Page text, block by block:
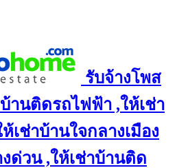
รับจ้างโพส
านติดรถไฟฟ้า ,ให้เช่า
เช่าบ้านใจกลางเมือง
ด่วน ,ให้เช่าบ้านติด